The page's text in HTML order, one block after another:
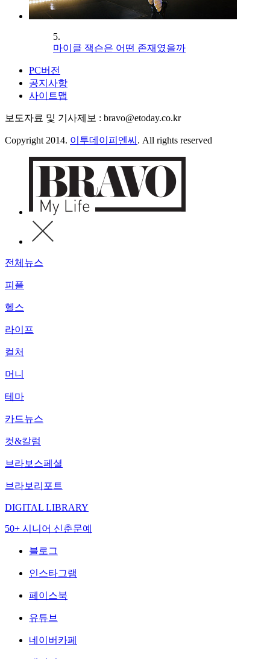
5.
마이클 잭슨은 어떤 존재였을까
PC버전
공지사항
사이트맵
보도자료 및 기사제보 : bravo@etoday.co.kr
Copyright 2014. 이투데이피엔씨 . All rights reserved
전체뉴스
피플
헬스
라이프
컬처
머니
테마
카드뉴스
컷&칼럼
브라보스페셜
브라보리포트
DIGITAL LIBRARY
50+ 시니어 신춘문예
블로그
인스타그램
페이스북
유튜브
네이버카페